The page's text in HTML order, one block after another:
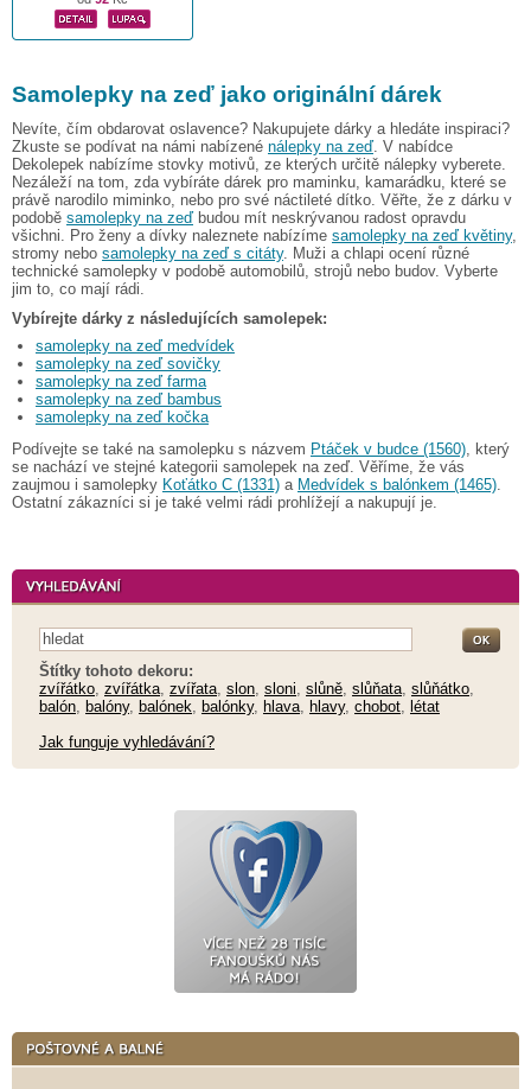
Samolepky na zeď jako originální dárek
Nevíte, čím obdarovat oslavence? Nakupujete dárky a hledáte inspiraci?
Zkuste se podívat na námi nabízené nálepky na zeď. V nabídce
Dekolepek nabízíme stovky motivů, ze kterých určitě nálepky vyberete.
Nezáleží na tom, zda vybíráte dárek pro maminku, kamarádku, které se
právě narodilo miminko, nebo pro své náctileté dítko. Věřte, že z dárku v
podobě samolepky na zeďbudou mít neskrývanou radost opravdu
všichni. Pro ženy a dívky naleznete nabízíme samolepky na zeď květiny,
stromy nebo samolepky na zeď s citáty. Muži a chlapi ocení různé
technické samolepky v podobě automobilů, strojů nebo budov. Vyberte
jim to, co mají rádi.
Vybírejte dárky z následujících samolepek:
samolepky na zeď medvídek
samolepky na zeď sovičky
samolepky na zeď farma
samolepky na zeď bambus
samolepky na zeď kočka
Podívejte se také na samolepku s názvem Ptáček v budce (1560) , který
se nachází ve stejné kategorii samolepek na zeď. Věříme, že vás
zaujmou i samolepky Koťátko C (1331) a Medvídek s balónkem (1465)
Ostatní zákazníci si je také velmi rádi prohlížejí a nakupují je.
Štítky tohoto dekoru:
zvířátko zvířátka zvířata slon sloni slůně slůňata slůňátko
balón
balóny, balónek balónky, hlava hlavy, chobot
létat
Jak funguje vyhledávání?